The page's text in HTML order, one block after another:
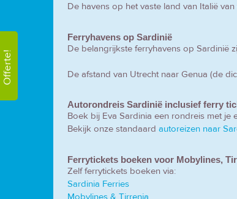
Offerte!
De havens op het vaste land van Italië
Ferryhavens op Sardinië
De belangrijkste ferryhavens op Sardinië
De afstand van Utrecht naar Genua (de
Autorondreis Sardinië inclusief ferry
Boek bij Eva Sardinia een rondreis met je
Bekijk onze standaard autoreizen naar
Ferrytickets boeken voor Mobylines,
Zelf ferrytickets boeken via:
Sardinia Ferries
Mobylines & Tirrenia